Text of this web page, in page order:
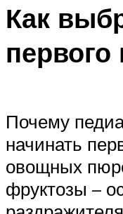
Как
Почему
начинать
овощных
фруктозы –